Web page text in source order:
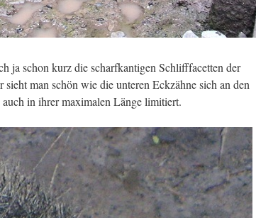
ja schon kurz die scharfkantigen Schlifffacetten der
man schön wie die unteren Eckzähne sich an den
in ihrer maximalen Länge limitiert.